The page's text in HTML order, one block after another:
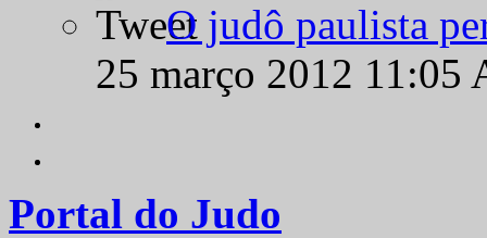
O judô paulista
25 março 2012
Portal do Judo